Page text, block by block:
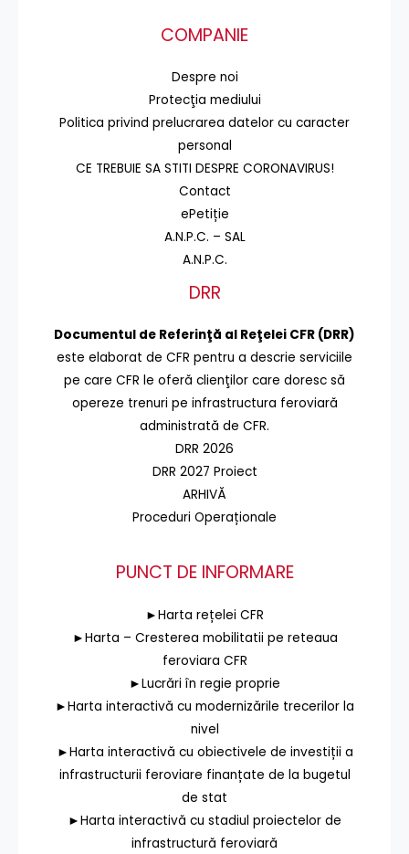
COMPANIE
Despre noi
Protecţia mediului
Politica privind prelucrarea datelor cu caracter
personal
CE TREBUIE SA STITI DESPRE CORONAVIRUS!
Contact
ePetiție
A.N.P.C. – SAL
A.N.P.C.
DRR
Documentul de Referinţă al Reţelei CFR (DRR)
este elaborat de CFR pentru a descrie serviciile
pe care CFR le oferă clienţilor care doresc să
opereze trenuri pe infrastructura feroviară
administrată de CFR.
DRR 2026
DRR 2027 Proiect
ARHIVĂ
Proceduri Operaționale
PUNCT DE INFORMARE
►Harta rețelei CFR
►Harta – Cresterea mobilitatii pe reteaua
feroviara CFR
►Lucrări în regie proprie
►Harta interactivă cu modernizările trecerilor la
nivel
►Harta interactivă cu obiectivele de investiții a
infrastructurii feroviare finanțate de la bugetul
de stat
►Harta interactivă cu stadiul proiectelor de
infrastructură feroviară